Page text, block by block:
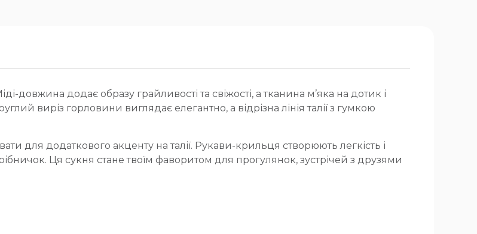
довжина додає образу грайливості та свіжості, а тканина м’яка на дотик і
виріз горловини виглядає елегантно, а відрізна лінія талії з гумкою
для додаткового акценту на талії. Рукави-крильця створюють легкість і
Ця сукня стане твоїм фаворитом для прогулянок, зустрічей з друзями